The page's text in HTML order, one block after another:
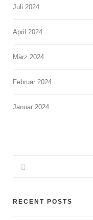
Juli 2024
April 2024
März 2024
Februar 2024
Januar 2024
RECENT POSTS